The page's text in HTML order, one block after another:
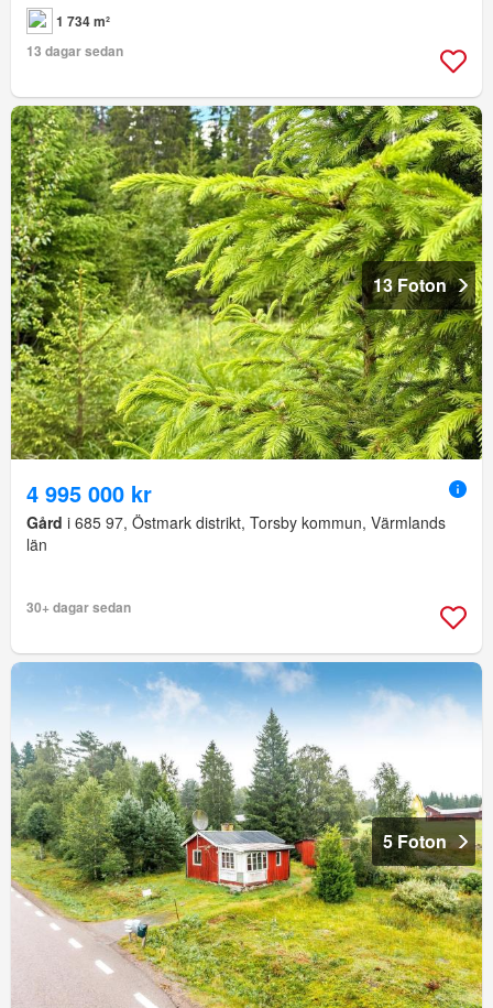
1 734 m²
13 dagar sedan
13 Foton
4 995 000 kr
Gård i 685 97, Östmark distrikt, Torsby kommun, Värmlands
län
30+ dagar sedan
5 Foton